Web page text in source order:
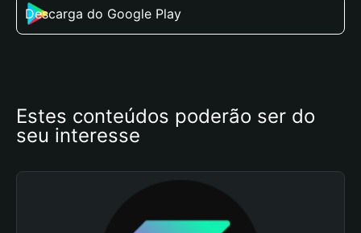
Descarga do Google Play
Estes conteúdos poderão ser do
seu interesse